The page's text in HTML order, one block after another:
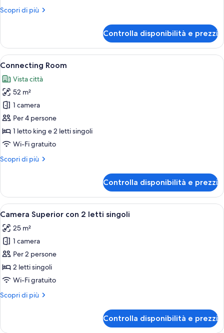
Scopri di più
Altri
Bed
Family
Room
Controlla disponibilità e prezzi
Apri
tutte
le
foto
per
Connecting
Room
Una camera d'albergo con due letti,
7
Connecting Room
Vista città
52 m²
1 camera
Per 4 persone
1 letto king e 2 letti singoli
Wi-Fi gratuito
Scopri di più
Altri
Room
Controlla disponibilità e prezzi
Apri
tutte
le
foto
per
Camera
Superior
2
Una camera d'hotel con due letti, un
6
Camera Superior con 2 letti singoli
25 m²
1 camera
Per 2 persone
2 letti singoli
Wi-Fi gratuito
Scopri di più
Altri
Superior
Controlla disponibilità e prezzi